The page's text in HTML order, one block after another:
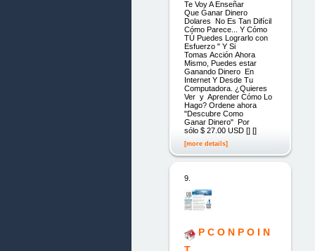
Te Voy A Enseñar
Que Ganar Dinero
Dolares No Es Tan Difícil
Cómo Parece... Y Cómo
TÚ Puedes Lograrlo con
Esfuerzo " Y Si
Tomas Acción Ahora
Mismo, Puedes estar
Ganando Dinero En
Internet Y Desde Tu
Computadora. ¿Quieres
Ver y Aprender Cómo Lo
Hago? Ordene ahora
"Descubre Como
Ganar Dinero" Por
sólo $ 27.00 USD [] []
[more details]
9.
P C O N P O I N